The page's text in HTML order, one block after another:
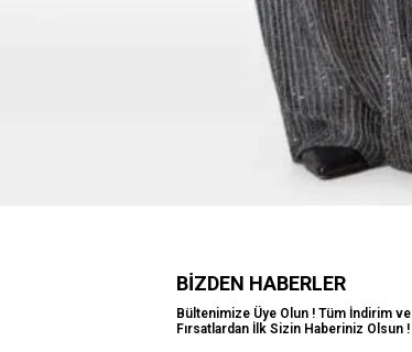
BIZDEN HABERLER
Bültenimize Üye Olun ! Tüm İndirim ve
Fırsatlardan İlk Sizin Haberiniz Olsun !